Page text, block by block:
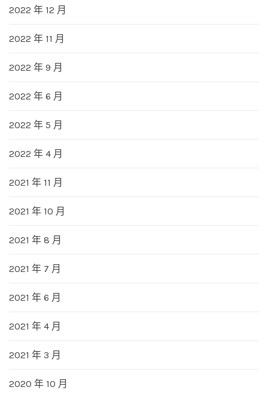
2022 年 12 月
2022 年 11 月
2022 年 9 月
2022 年 6 月
2022 年 5 月
2022 年 4 月
2021 年 11 月
2021 年 10 月
2021 年 8 月
2021 年 7 月
2021 年 6 月
2021 年 4 月
2021 年 3 月
2020 年 10 月